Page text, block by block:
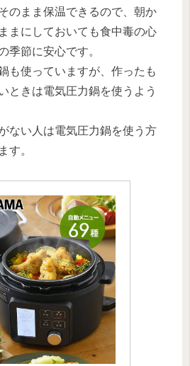
のまま保温できるので、朝か
まにしておいても食中毒の心
季節に安心です。
も使っていますが、作ったも
ときは電気圧力鍋を使うよう
ない人は電気圧力鍋を使う方
す。